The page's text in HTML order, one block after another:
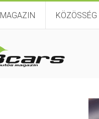
MAGAZIN KÖZÖSSÉG